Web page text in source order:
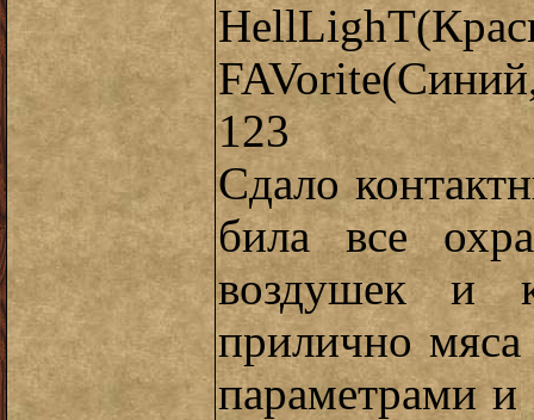
123
Сдало
била все
воздушек и
прилично
параметрами и